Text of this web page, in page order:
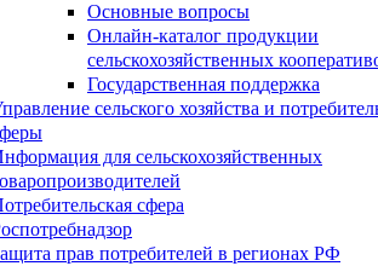
Основные вопросы
Онлайн-каталог продукции
сельскохозяйственных
Государственная поддержка
сельского хозяйства и
для сельскохозяйственных
сфера
прав потребителей в регионах РФ